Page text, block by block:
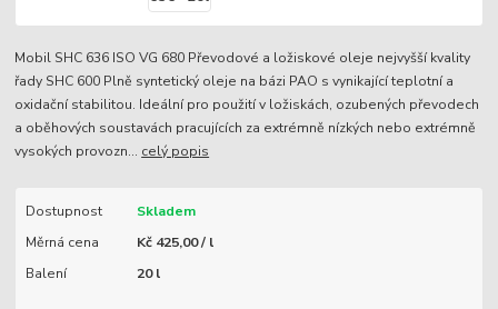
Mobil SHC 636 ISO VG 680 Převodové a ložiskové oleje nejvyšší kvality
řady SHC 600 Plně syntetický oleje na bázi PAO s vynikající teplotní a
oxidační stabilitou. Ideální pro použití v ložiskách, ozubených převodech
a oběhových soustavách pracujících za extrémně nízkých nebo extrémně
vysokých provozn... celý popis
Dostupnost
Skladem
Měrná cena
Kč 425,00 / l
Balení
20 l